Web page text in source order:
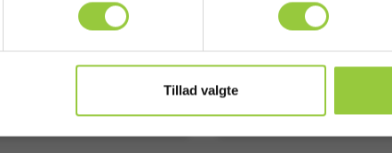
Tillad valgte
på lager igen
Excl. moms
Lav lagerbeholdning
325,00 DKK Excl. moms